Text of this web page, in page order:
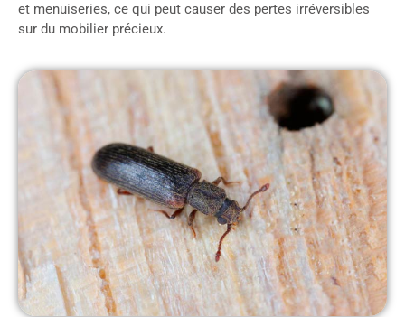
et menuiseries, ce qui peut causer des pertes irréversibles
sur du mobilier précieux.